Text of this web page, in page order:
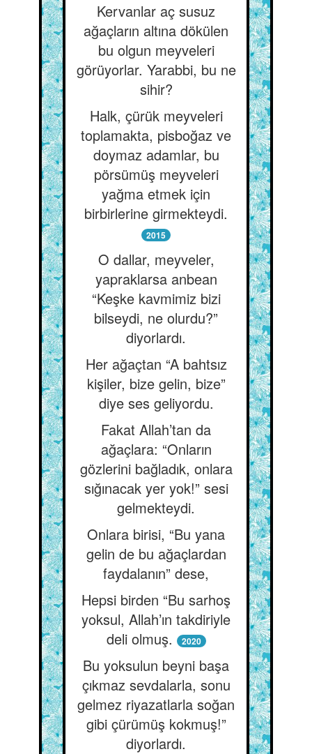
Kervanlar aç susuz
ağaçların altına dökülen
bu olgun meyveleri
görüyorlar. Yarabbi, bu ne
sihir?
Halk, çürük meyveleri
toplamakta, pisboğaz ve
doymaz adamlar, bu
pörsümüş meyveleri
yağma etmek için
birbirlerine girmekteydi.
2015
O dallar, meyveler,
yapraklarsa anbean
“Keşke kavmimiz bizi
bilseydi, ne olurdu?”
diyorlardı.
Her ağaçtan “A bahtsız
kişiler, bize gelin, bize”
diye ses geliyordu.
Fakat Allah’tan da
ağaçlara: “Onların
gözlerini bağladık, onlara
sığınacak yer yok!” sesi
gelmekteydi.
Onlara birisi, “Bu yana
gelin de bu ağaçlardan
faydalanın” dese,
Hepsi birden “Bu sarhoş
yoksul, Allah’ın takdiriyle
deli olmuş.
2020
Bu yoksulun beyni başa
çıkmaz sevdalarla, sonu
gelmez riyazatlarla soğan
gibi çürümüş kokmuş!”
diyorlardı.